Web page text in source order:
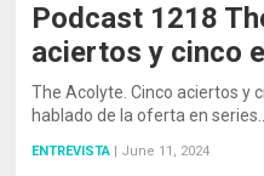
Podcast 1218
aciertos y cinco
The Acolyte. Cinco aciertos y
hablado de la oferta en
ENTREVISTA June 11, 2024